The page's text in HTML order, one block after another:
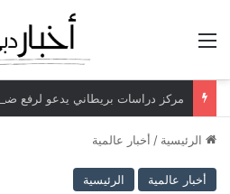
مركز دراسات بريطاني يدعو لرفع ضريبة
الرئيسية / أخبار عالمية
أخبار عالمية الرئيسية